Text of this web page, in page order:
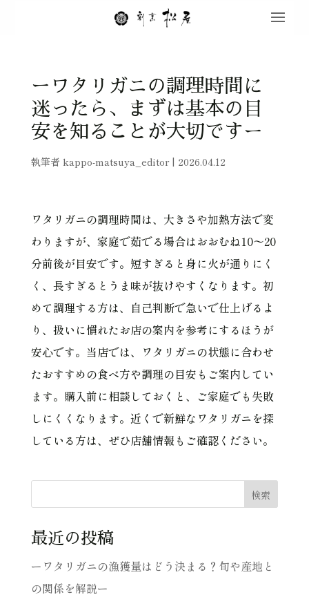
ーワタリガニの調理時間に
迷ったら、まずは基本の目
安を知ることが大切ですー
執筆者 kappo-matsuya_editor| 2026.04.12
ワタリガニの調理時間は、大きさや加熱方法で変
わりますが、家庭で茹でる場合はおおむね10〜20
分前後が目安です。短すぎると身に火が通りにく
く、長すぎるとうま味が抜けやすくなります。初
めて調理する方は、自己判断で急いで仕上げるよ
り、扱いに慣れたお店の案内を参考にするほうが
安心です。当店では、ワタリガニの状態に合わせ
たおすすめの食べ方や調理の目安もご案内してい
ます。購入前に相談しておくと、ご家庭でも失敗
しにくくなります。近くで新鮮なワタリガニを探
している方は、ぜひ店舗情報もご確認ください。
検索
最近の投稿
ーワタリガニの漁獲量はどう決まる？旬や産地と
の関係を解説ー